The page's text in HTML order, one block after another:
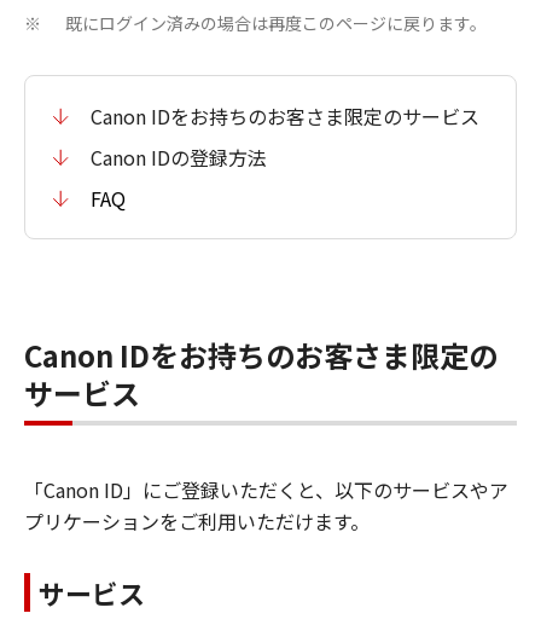
※ 既にログイン済みの場合は再度このページに戻ります。
Canon IDをお持ちのお客さま限定のサービス
Canon IDの登録方法
FAQ
Canon IDをお持ちのお客さま限定の
サービス
「Canon ID」にご登録いただくと、以下のサービスやア
プリケーションをご利用いただけます。
サービス